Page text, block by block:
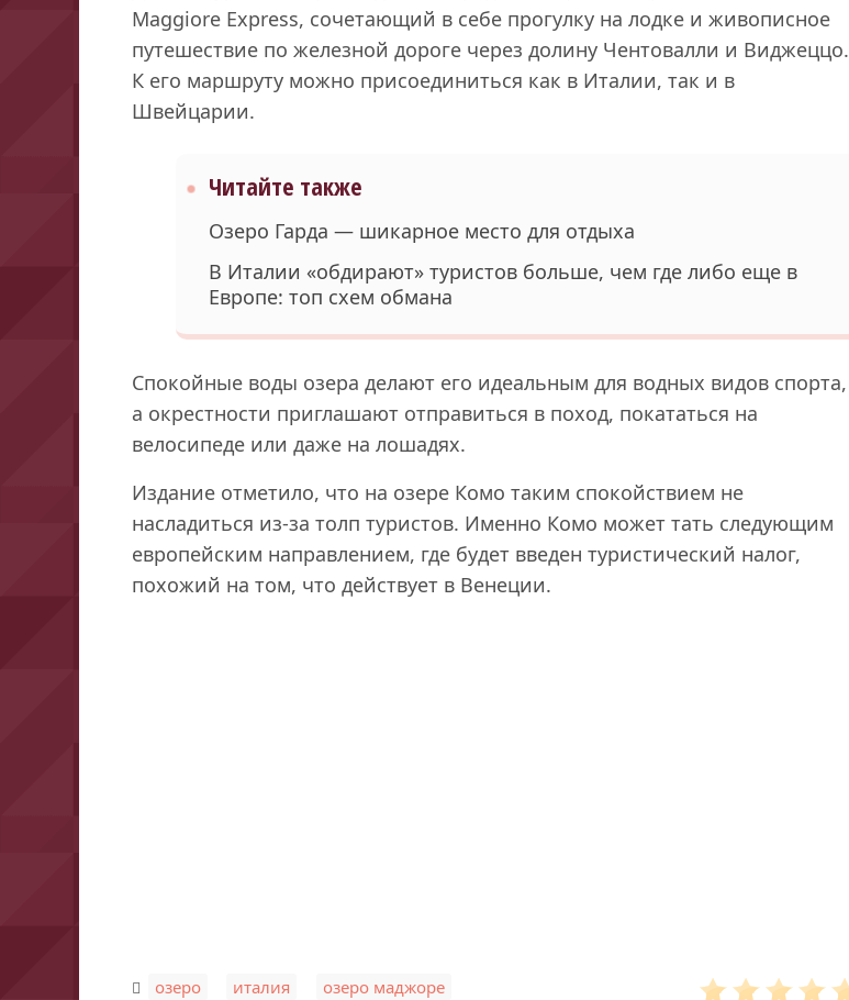
Maggiore Express, сочетающий в себе прогулку на лодке и живописное
путешествие по железной дороге через долину Чентовалли и Виджеццо.
К его маршруту можно присоединиться как в Италии, так и в
Швейцарии.
Читайте также
Озеро Гарда — шикарное место для отдыха
В Италии «обдирают» туристов больше, чем где либо еще в
Европе: топ схем обмана
Спокойные воды озера делают его идеальным для водных видов спорта,
а окрестности приглашают отправиться в поход, покататься на
велосипеде или даже на лошадях.
Издание отметило, что на озере Комо таким спокойствием не
насладиться из-за толп туристов. Именно Комо может тать следующим
европейским направлением, где будет введен туристический налог,
похожий на том, что действует в Венеции.
озеро италия озеро маджоре